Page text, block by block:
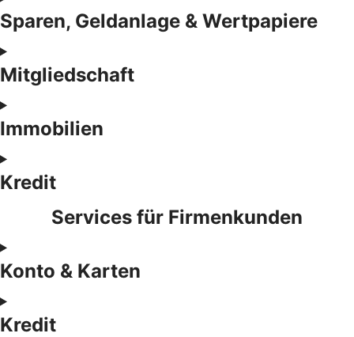
Sparen, Geldanlage & Wertpapiere
Mitgliedschaft
Immobilien
Kredit
Services für Firmenkunden
Konto & Karten
Kredit